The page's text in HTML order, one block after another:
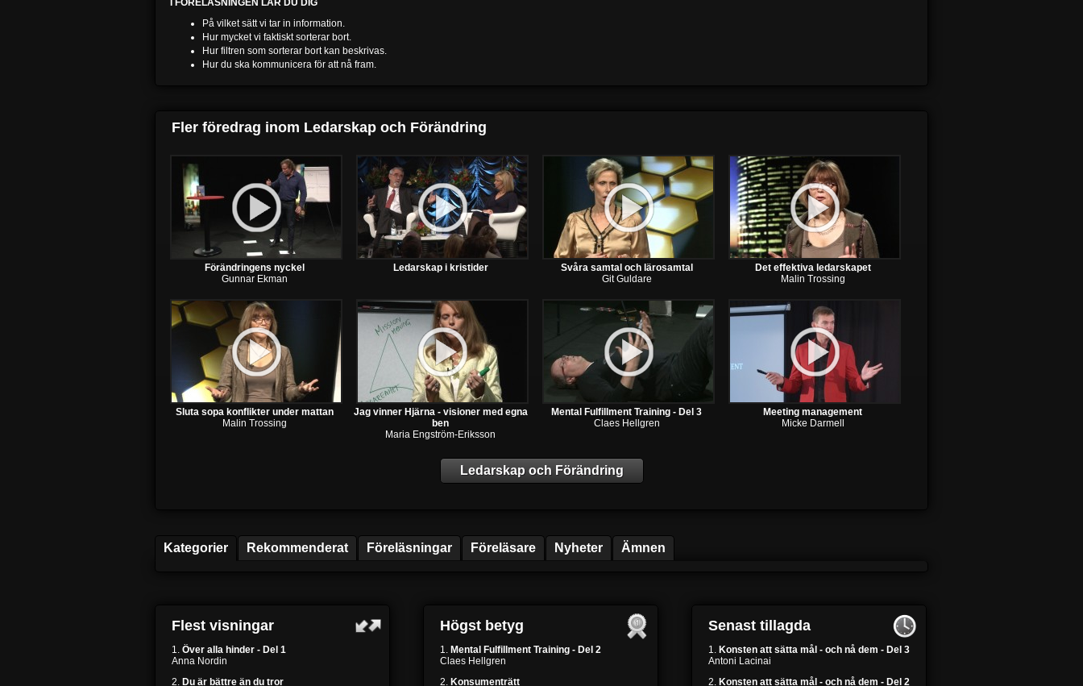
I FÖRELÄSNINGEN LÄR DU DIG
På vilket sätt vi tar in information.
Hur mycket vi faktiskt sorterar bort.
Hur filtren som sorterar bort kan beskrivas.
Hur du ska kommunicera för att nå fram.
Fler föredrag inom Ledarskap och Förändring
Förändringens nyckel
Gunnar Ekman
Ledarskap i kristider
Svåra samtal och lärosamtal
Git Guldare
Det effektiva ledarskapet
Malin Trossing
Sluta sopa konflikter under mattan
Malin Trossing
Jag vinner Hjärna - visioner med egna
ben
Maria Engström-Eriksson
Mental Fulfillment Training - Del 3
Claes Hellgren
Meeting management
Micke Darmell
Ledarskap och Förändring
Kategorier Rekommenderat Föreläsningar Föreläsare Nyheter Ämnen
Flest visningar
1. Över alla hinder - Del 1
Anna Nordin
2. Du är bättre än du tror
Högst betyg
1. Mental Fulfillment Training - Del 2
Claes Hellgren
2. Konsumenträtt
Senast tillagda
1. Konsten att sätta mål - och nå dem - Del 3
Antoni Lacinai
2. Konsten att sätta mål - och nå dem - Del 2